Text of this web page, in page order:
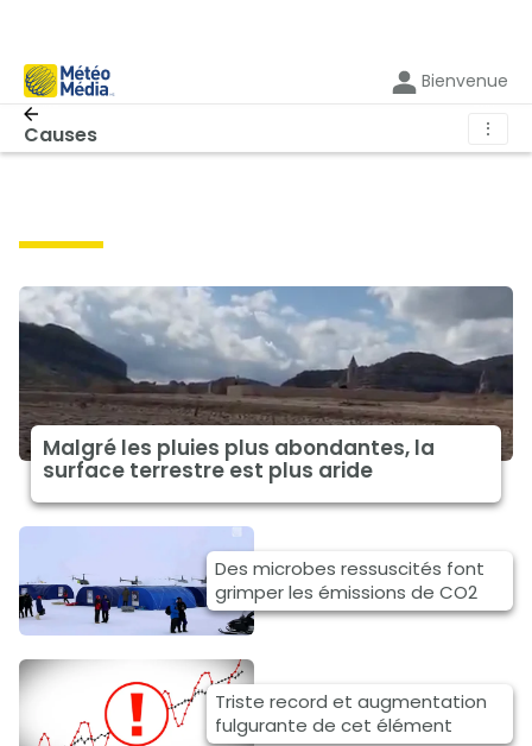
Bienvenue
Causes ⋮
Malgré les pluies plus abondantes, la
surface terrestre est plus aride
Des microbes ressuscités font
grimper les émissions de CO2
Triste record et augmentation
fulgurante de cet élément